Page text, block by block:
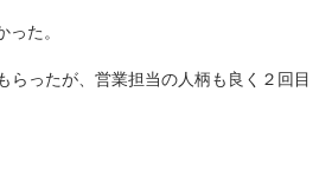
た。
らったが、営業担当の人柄も良く２回目